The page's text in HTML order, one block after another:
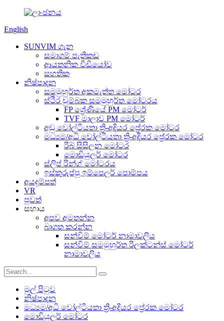
English
SUNVIM ගැන
සමාගම් පැතිකඩ
ආයතනික වීඩියෝව
සහතික
නිෂ්පාදන
සමමුහුර්ත අකමැත්ත මෝටර
ස්ථිර චුම්බක සමමුහුර්ත මෝටරය
FP ශ්‍රේණියේ PM මෝටර්
TVF මාලාව PM මෝටර්
අඩු වෝල්ටීයතා ත්‍රි-අදියර ප්‍රේරක මෝටර
මධ්‍යම/අධි වෝල්ටීයතා ත්‍රි-අදියර ප්‍රේරක මෝටර
රිබ් සිසිලන මෝටර
මොඩියුලර් මෝටර
ස්ලිප් රින්ග් මෝටරය
ඉස්කුරුප්පු ඉම්පෙලර් පොම්පය
අයදුම්පත්
VR
පුවත්
සහාය
අපව අමතන්න
බාගත කරන්න
සන්විම් මෝටර් නාමාවලිය
සන්විම් සමමුහුර්ත රිලක්ටන්ස් මෝටර්
නාමාවලිය
මුල් පිටුව
නිෂ්පාදන
මධ්‍යම/අධි වෝල්ටීයතා ත්‍රි-අදියර ප්‍රේරක මෝටර
මොඩියුලර් මෝටර